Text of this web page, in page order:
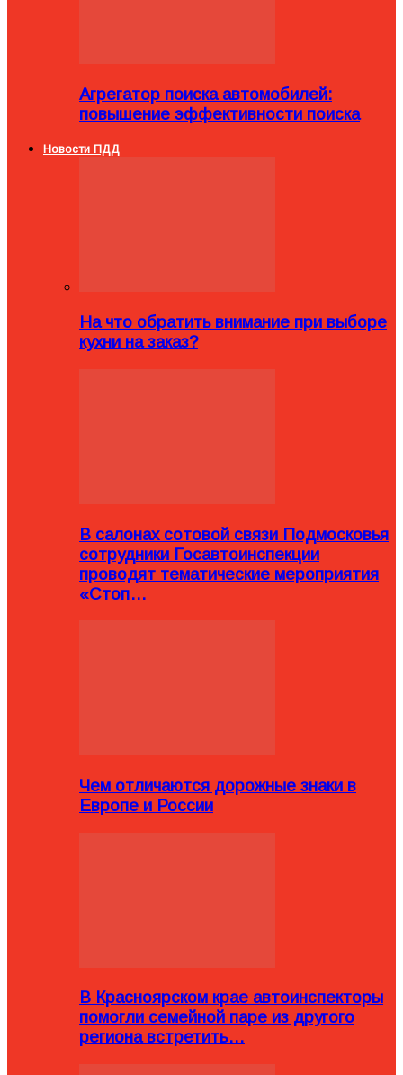
Агрегатор поиска автомобилей:
повышение эффективности поиска
Новости ПДД
На что обратить внимание при выборе
кухни на заказ?
В салонах сотовой связи Подмосковья
сотрудники Госавтоинспекции
проводят тематические мероприятия
«Стоп…
Чем отличаются дорожные знаки в
Европе и России
В Красноярском крае автоинспекторы
помогли семейной паре из другого
региона встретить…